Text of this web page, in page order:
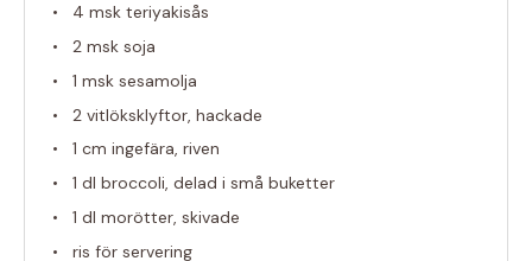
4 msk teriyakisås
2 msk soja
1 msk sesamolja
2 vitlöksklyftor, hackade
1 cm ingefära, riven
1 dl broccoli, delad i små buketter
1 dl morötter, skivade
ris för servering